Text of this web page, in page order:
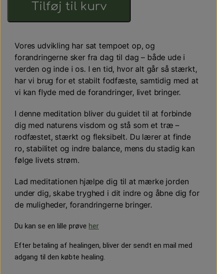
Earthingprodukter
Tilbehør til earthingprodukter
Workshops - Meditationer - Healing
Kontakt
Tilføj til kurv
Vores udvikling har sat tempoet op, og
forandringerne sker fra dag til dag – både ude i
verden og inde i os. I en tid, hvor alt går så stærkt,
har vi brug for et stabilt fodfæste, samtidig med at
vi kan flyde med de forandringer, livet bringer.
I denne meditation bliver du guidet til at forbinde
dig med naturens visdom og stå som et træ –
rodfæstet, stærkt og fleksibelt. Du lærer at finde
ro, stabilitet og indre balance, mens du stadig kan
følge livets strøm.
Lad meditationen hjælpe dig til at mærke jorden
under dig, skabe tryghed i dit indre og åbne dig for
de muligheder, forandringerne bringer.
Du kan se en lille prøve her
Efter betaling af healingen, bliver der sendt en mail med
adgang til den købte healing.